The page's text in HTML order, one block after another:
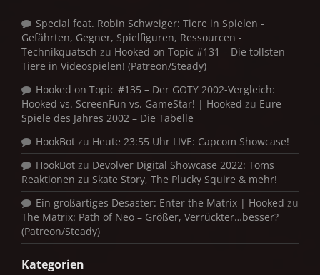
Special feat. Robin Schweiger: Tiere in Spielen -
Gefährten, Gegner, Spielfiguren, Ressourcen -
Technikquatsch zu Hooked on Topic #131 – Die tollsten
Tiere in Videospielen! (Patreon/Steady)
Hooked on Topic #135 – Der GOTY 2002-Vergleich:
Hooked vs. ScreenFun vs. GameStar! | Hooked zu Eure
Spiele des Jahres 2002 – Die Tabelle
HookBot zu Heute 23:55 Uhr LIVE: Capcom Showcase!
HookBot zu Devolver Digital Showcase 2022: Toms
Reaktionen zu Skate Story, The Plucky Squire & mehr!
Ein großartiges Desaster: Enter the Matrix | Hooked zu
The Matrix: Path of Neo – Größer, Verrückter…besser?
(Patreon/Steady)
Kategorien